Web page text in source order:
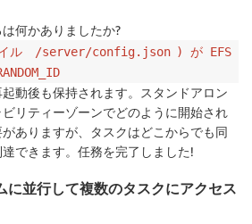
Zone
: us-west-2b
何かありましたか?
ル /server/config.json ) が EFS
動後も保持されます。スタンドアロン
リティーゾーンでどのように開始され
ありますが、タスクはどこからでも同
できます。任務を完了しました!
に並行して複数のタスクにアクセス